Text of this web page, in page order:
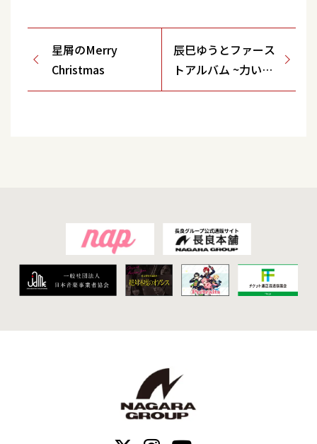
星屑のMerry
Christmas
辰巳ゆうとファース
トアルバム ~力いっ
ぱい、歌いました！